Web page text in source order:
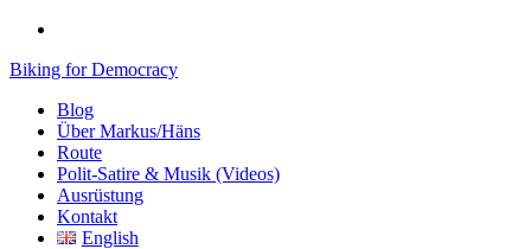
Biking for Democracy
Blog
Über Markus/Häns
Route
Polit-Satire & Musik (Videos)
Ausrüstung
Kontakt
English